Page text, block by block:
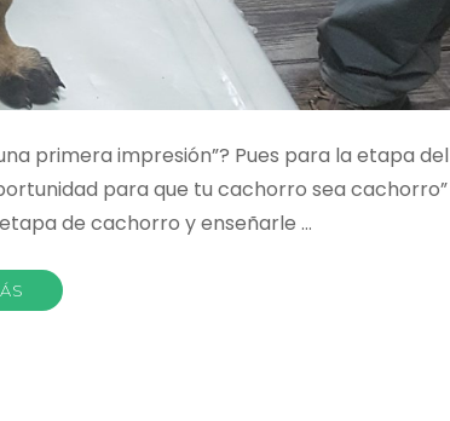
primera impresión”? Pues para la etapa del
para que tu cachorro sea cachorro”
de cachorro y enseñarle …